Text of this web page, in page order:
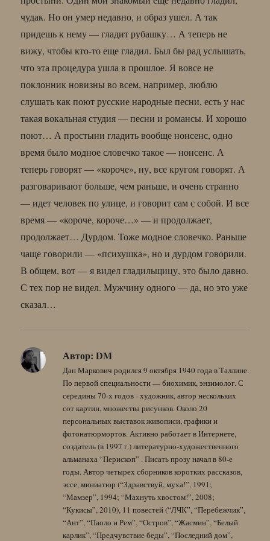
чудак. Но он умер недавно, и образ ушел. А так
придешь к нему — гладит рубашку… А теперь не
вижу, чтобы кто-то еще гладил. Был бы рад услышать,
что эта процедура ушла в прошлое. Я вовсе не
поклонник новизны во всем, например, люблю
слушать как поют русские народные песни, есть у нас
такая вокальная студия — песни и романсы. И хорошо
поют… А простыни гладить вообще нонсенс, одно
время было модное словечко такое — нонсенс. А
теперь говорят — «короче», ну, все кругом говорят. А
разговаривают больше, чем раньше, и очень странно
— идет человек по улице, и говорит сам с собой. И все
время — «короче, короче…» — и продолжает,
продолжает… Дурдом. Тоже модное словечко. Раньше
чаще говорили — «психушка», но и дурдом говорили.
В общем, вот — я видел гладильщицу, это было давно.
С тех пор не видел. Мужчину одного — да, но это уже
сказал…
Автор: DM
Дан Маркович родился 9 октября 1940 года в Таллине.
По первой специальности — биохимик, энзимолог. С
середины 70-х годов - художник, автор нескольких
сот картин, множества рисунков. Около 20
персональных выставок живописи, графики и
фотонатюрмортов. Активно работает в Интернете,
создатель (в 1997 г.) литературно-художественного
альманаха “Перископ” . Писать прозу начал в 80-е
годы. Автор четырех сборников коротких рассказов,
эссе, миниатюр (“Здравствуй, муха!”, 1991;
“Мамзер”, 1994; “Махнуть хвостом!”, 2008;
“Кукисы”, 2010), 11 повестей (“ЛЧК”, “Перебежчик”,
“Ант”, “Паоло и Рем”, “Остров”, “Жасмин”, “Белый
карлик”, “Предчувствие беды”, “Последний дом”,